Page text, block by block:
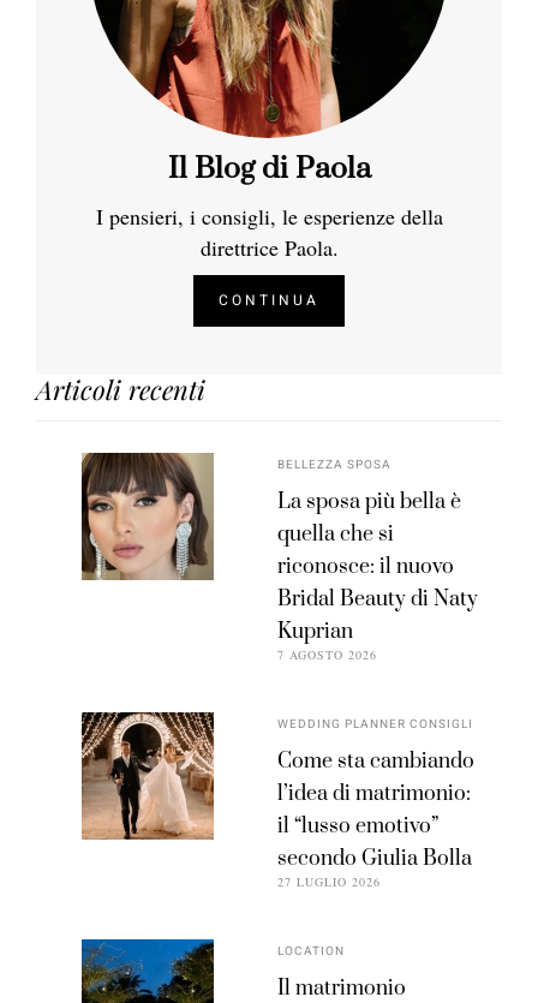
Il Blog di Paola
I pensieri, i consigli, le esperienze della
direttrice Paola.
CONTINUA
Articoli recenti
BELLEZZA SPOSA
La sposa più bella è
quella che si
riconosce: il nuovo
Bridal Beauty di Naty
Kuprian
7 AGOSTO 2026
WEDDING PLANNER CONSIGLI
Come sta cambiando
l’idea di matrimonio:
il “lusso emotivo”
secondo Giulia Bolla
27 LUGLIO 2026
LOCATION
Il matrimonio